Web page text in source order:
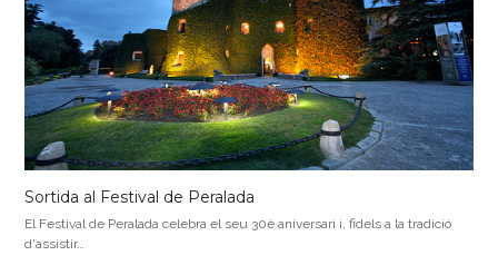
Sortida al Festival de Peralada
El Festival de Peralada celebra el seu 30è aniversari i, fidels a la tradició
d'assistir…